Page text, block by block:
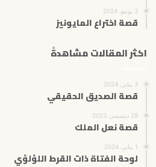
3 يونيو، 2024
قصة اختراع المايونيز
اكثر المقالات مشاهدةً
3 يناير، 2024
قصة الصديق الحقيقي
29 ديسمبر، 2023
قصة نعل الملك
1 يناير، 2024
لوحة الفتاة ذات القرط اللؤلؤي